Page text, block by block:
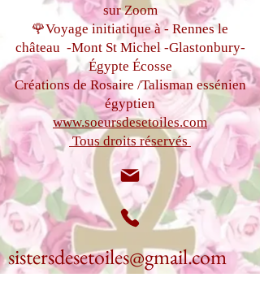
sur Zoom
🌹Voyage initiatique à - Rennes le
château -Mont St Michel -Glastonbury-
Égypte Écosse
Créations de Rosaire /Talisman essénien
égyptien
www.soeursdesetoiles.com
Tous droits réservés
sistersdesetoiles@gmail.com